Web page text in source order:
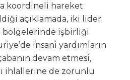
koordineli hareket
açıklamada, iki lider
bölgelerinde işbirliği
insani yardımların
devam etmesi,
ihlallerine de zorunlu